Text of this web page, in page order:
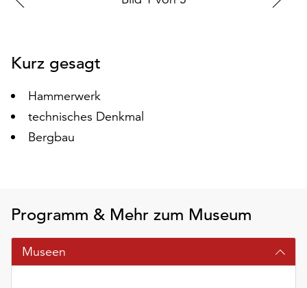
um
Cookies
akzeptieren.
Sie
ändern
und
widerrufen.
Dafür
Kurz gesagt
Hammerwerk
technisches Denkmal
Bergbau
Programm & Mehr zum Museum
Museen